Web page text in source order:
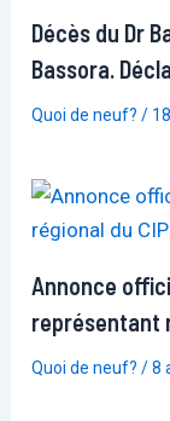
Décès du Dr
Bassora.
Quoi de neuf? /
Annonce
représentant
Quoi de neuf? /8